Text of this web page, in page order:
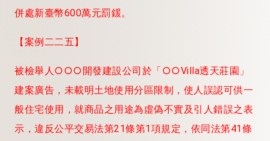
併處新臺幣600萬元罰鍰。
【案例二二五】
被檢舉人○○○開發建設公司於「○○Villa透天莊園」
建案廣告，未載明土地使用分區限制，使人誤認可供一
般住宅使用，就商品之用途為虛偽不實及引人錯誤之表
示，違反公平交易法第21條第1項規定，依同法第41條